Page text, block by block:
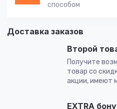
способом
Доставка заказов
Второй
Получите
товар со
акции, имеют
EXTRA